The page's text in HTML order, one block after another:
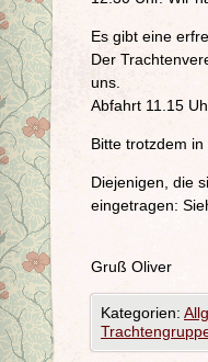
Es gibt eine
Der
uns.
Abfahrt 11.15
Bitte trotzdem
Diejenigen, die
eingetragen:
Gruß Oliver
Kategorien: